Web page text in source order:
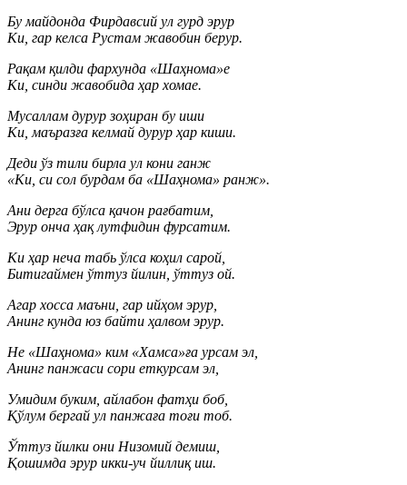
Бу майдонда Фирдавсий ул гурд эрур
Ки, гар келса Рустам жавобин берур.
Рақам қилди фархунда «Шаҳнома»е
Ки, синди жавобида ҳар хомае.
Мусаллам дурур зоҳиран бу иши
Ки, маъразға келмай дурур ҳар киши.
Деди ўз тили бирла ул кони ганж
«Ки, си сол бурдам ба «Шаҳнома» ранж».
Ани дерга бўлса қачон рағбатим,
Эрур онча ҳақ лутфидин фурсатим.
Ки ҳар неча табь ўлса коҳил сарой,
Битигаймен ўттуз йилин, ўттуз ой.
Агар хосса маъни, гар ийҳом эрур,
Анинг кунда юз байти ҳалвом эрур.
Не «Шаҳнома» ким «Хамса»ға урсам эл,
Анинг панжаси сори еткурсам эл,
Умидим буким, айлабон фатҳи боб,
Қўлум бергай ул панжаға тоғи тоб.
Ўттуз йилки они Низомий демиш,
Қошимда эрур икки-уч йиллиқ иш.